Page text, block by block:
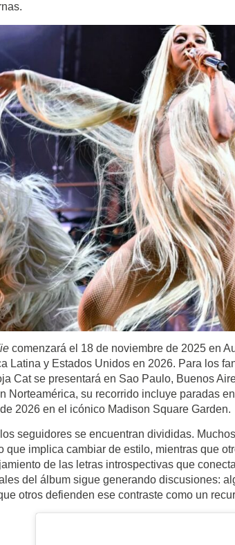
comenzará el 18 de noviembre de 2025 en
Latina y Estados Unidos en 2026. Para los
Cat se presentará en Sao Paulo, Buenos
Norteamérica, su recorrido incluye paradas
2026 en el icónico Madison Square Garden.
seguidores se encuentran divididas.
que implica cambiar de estilo, mientras que
de las letras introspectivas que
del álbum sigue generando discusiones:
otros defienden ese contraste como un